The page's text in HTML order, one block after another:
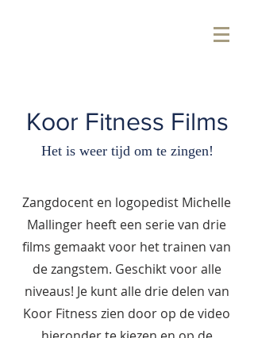
Koor Fitness Films
Het is weer tijd om te zingen!
Zangdocent en logopedist Michelle
Mallinger heeft een serie van drie
films gemaakt voor het trainen van
de zangstem. Geschikt voor alle
niveaus! Je kunt alle drie delen van
Koor Fitness zien door op de video